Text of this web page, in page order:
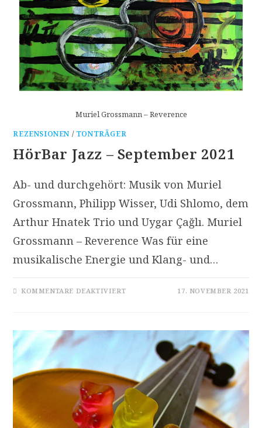
Muriel Grossmann – Reverence
REZENSIONEN / TONTRÄGER
HörBar Jazz – September 2021
Ab- und durchgehört: Musik von Muriel
Grossmann, Philipp Wisser, Udi Shlomo, dem
Arthur Hnatek Trio und Uygar Çağlı. Muriel
Grossmann – Reverence Was für eine
musikalische Energie und Klang- und…
KOMMENTARE DEAKTIVIERTFÜR
2021
17. NOVEMBER 2021